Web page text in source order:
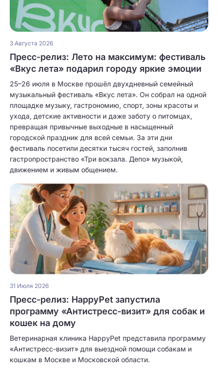
3 Августа 2026
Пресс-релиз: Лето на максимум: фестиваль
«Вкус лета» подарил городу яркие эмоции
25–26 июля в Москве прошёл двухдневный семейный
музыкальный фестиваль «Вкус лета». Он собрал на одной
площадке музыку, гастрономию, спорт, зоны красоты и
ухода, детские активности и даже заботу о питомцах,
превращая привычные выходные в насыщенный
городской праздник для всей семьи. За эти дни
фестиваль посетили десятки тысяч гостей, заполнив
гастропространство «Три вокзала. Депо» музыкой,
движением и живым общением.
31 Июля 2026
Пресс-релиз: HappyPet запустила
программу «Антистресс-визит» для собак и
кошек на дому
Ветеринарная клиника HappyPet представила программу
«Антистресс-визит» для выездной помощи собакам и
кошкам в Москве и Московской области.